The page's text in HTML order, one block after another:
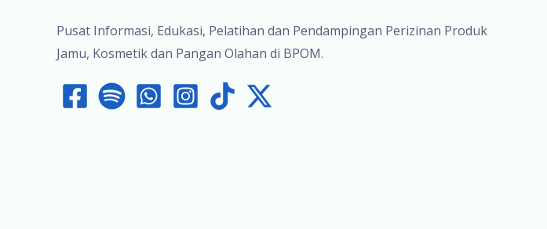
Pusat Informasi, Edukasi, Pelatihan dan Pendampingan Perizinan Produk
Jamu, Kosmetik dan Pangan Olahan di BPOM.